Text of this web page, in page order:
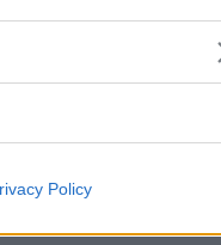
Policy
στο